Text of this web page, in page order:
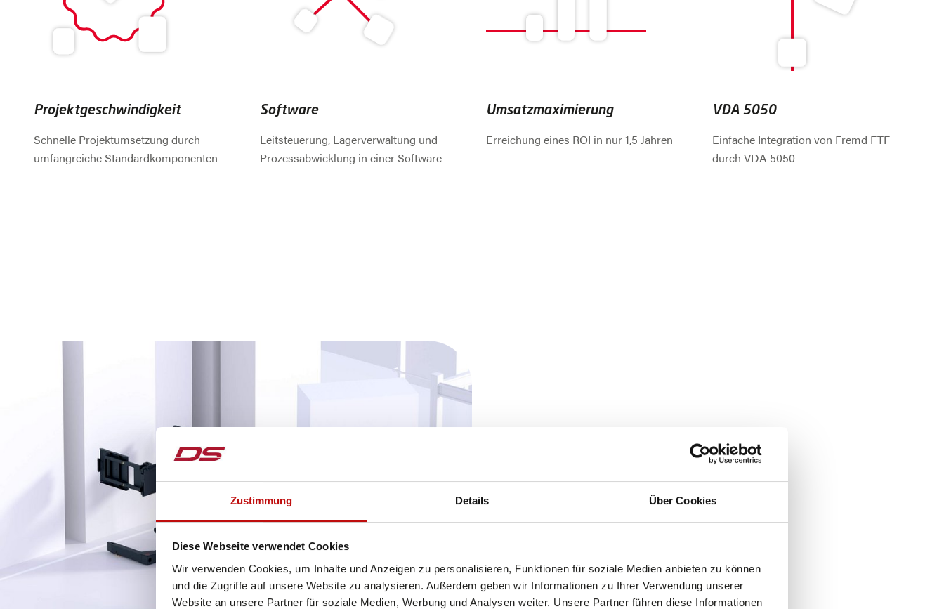
Zustimmung Details Über Cookies
Diese Webseite verwendet Cookies
Wir verwenden Cookies, um Inhalte und Anzeigen zu personalisieren, Funktionen für soziale Medien anbieten zu können
und die Zugriffe auf unsere Website zu analysieren. Außerdem geben wir Informationen zu Ihrer Verwendung unserer
Website an unsere Partner für soziale Medien, Werbung und Analysen weiter. Unsere Partner führen diese Informationen
Projektgeschwindigkeit
Schnelle Projektumsetzung durch
umfangreiche Standardkomponenten
Software
Leitsteuerung, Lagerverwaltung und
Prozessabwicklung in einer Software
Umsatzmaximierung
Erreichung eines ROI in nur 1,5 Jahren
VDA 5050
Einfache Integration von Fremd FTF
durch VDA 5050